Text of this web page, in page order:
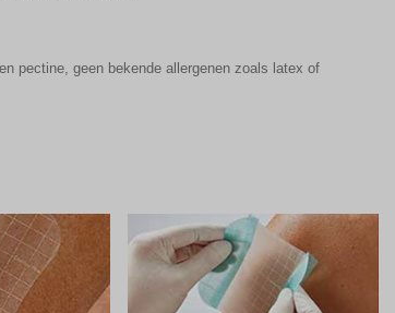
pectine, geen bekende allergenen zoals latex of